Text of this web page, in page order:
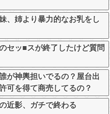
、姉より暴力的なお乳をし
セッ■スが終了したけど質問
が神輿担いでるの？屋台出
可を得て商売してるの？
近影、ガチで終わる